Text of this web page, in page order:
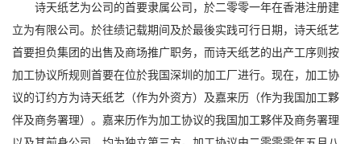
诗天纸艺为公司的首要隶属公司，於二零零一年在香港注册建
立为有限公司。於往绩记载期间及於最後实践可行日期，诗天纸艺
首要担负集团的出售及商场推广职务，而诗天纸艺的出产工序则按
加工协议所规则首要在位於我国深圳的加工厂进行。现在，加工协
议的订约方为诗天纸艺（作为外资方）及嘉来历（作为我国加工夥
伴及商务署理）。嘉来历作为加工协议的我国加工夥伴及商务署理